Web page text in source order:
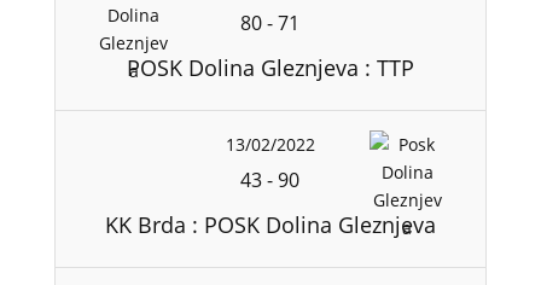
80-71
POSK Dolina Gleznjeva : TTP
13/02/2022
43-90
KK Brda : POSK Dolina Gleznjeva